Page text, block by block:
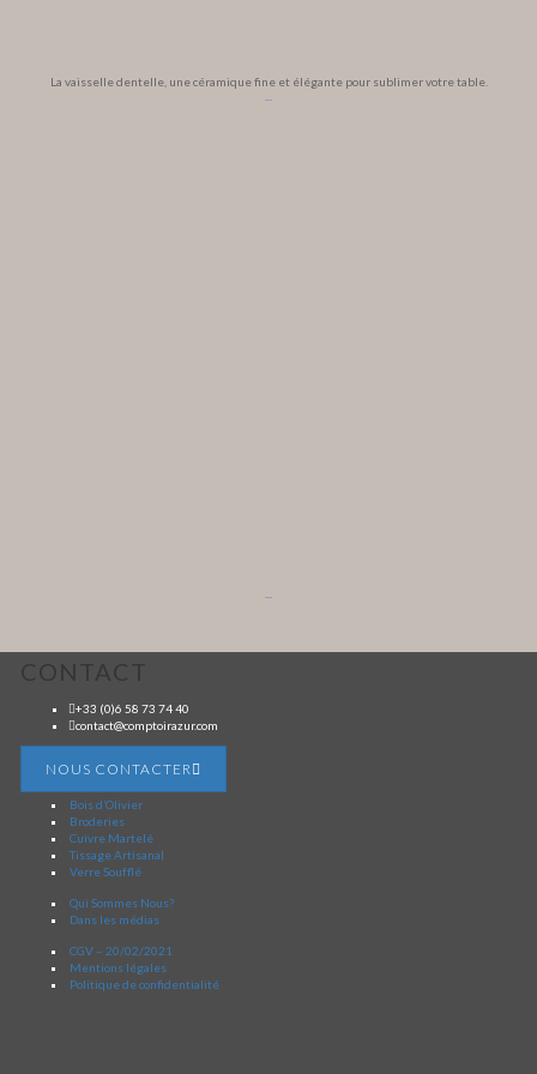
La vaisselle dentelle, une céramique fine et élégante pour sublimer votre table.
CONTACT
+33 (0)6 58 73 74 40
contact@comptoirazur.com
NOUS CONTACTER
Bois d’Olivier
Broderies
Cuivre Martelé
Tissage Artisanal
Verre Soufflé
Qui Sommes Nous?
Dans les médias
CGV – 20/02/2021
Mentions légales
Politique de confidentialité